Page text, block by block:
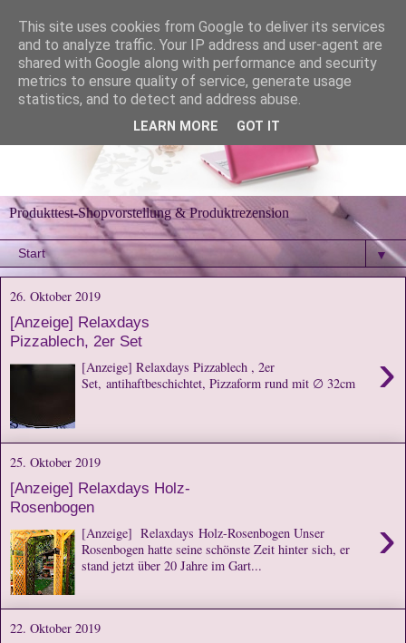
Produkttest-Shopvorstellung & Produktrezension
▼
26. Oktober 2019
[Anzeige] Relaxdays
Pizzablech, 2er Set
›
[Anzeige] Relaxdays Pizzablech , 2er
Set, antihaftbeschichtet, Pizzaform rund mit ∅ 32cm
25. Oktober 2019
[Anzeige] Relaxdays Holz-
Rosenbogen
›
[Anzeige] Relaxdays Holz-Rosenbogen Unser
Rosenbogen hatte seine schönste Zeit hinter sich, er
stand jetzt über 20 Jahre im Gart...
22. Oktober 2019
This site uses cookies from Google to deliver its services
and to analyze traffic. Your IP address and user-agent are
shared with Google along with performance and security
metrics to ensure quality of service, generate usage
statistics, and to detect and address abuse.
LEARN MORE GOT IT